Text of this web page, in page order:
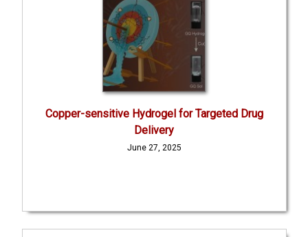
Copper-sensitive Hydrogel for Targeted Drug
Delivery
June 27, 2025